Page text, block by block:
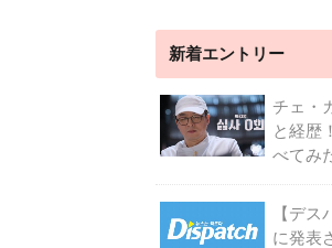
新着エントリー
チェ・
と経歴
べてみ
【デ
に発表